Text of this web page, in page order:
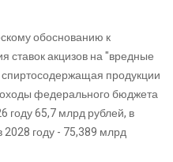
обоснованию к
ставок акцизов на "вредные
продукции
федерального бюджета
году 65,7 млрд рублей, в
2028 году - 75,389 млрд